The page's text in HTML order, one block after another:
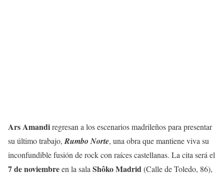
Ars Amandiregresan a los escenarios madrileños para presentar
su último trabajo, Rumbo Norte, una obra que mantiene viva su
inconfundible fusión de rock con raíces castellanas. La cita será el
7 de noviembreen la sala Shôko Madrid(Calle de Toledo, 86),